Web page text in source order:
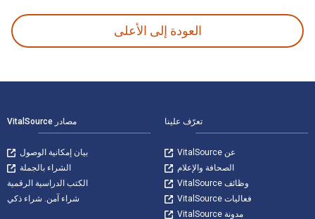
العودة إلى الأعلى
تعرّف علينا
عن VitalSource
الصحافة والإعلام
وظائف VitalSource
فعاليات VitalSource
مدونة VitalSource
مصادر VitalSource
بيان إمكانية الوصول
الشراء بالجملة
الكتب الدراسية الرقمية
شراء آمن. شراء ذكي